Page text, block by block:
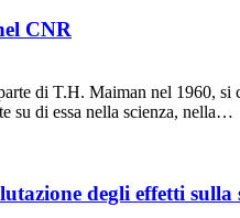
CNR
di T.H. Maiman nel 1960,
su di essa nella scienza, nella…
degli effetti sulla